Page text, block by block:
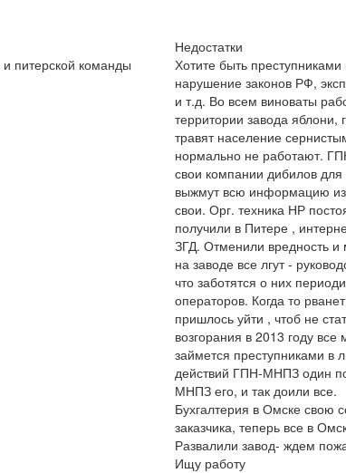
питерской команды
Недостатки
Хотите быть
нарушение законов РФ,
и т.д. Во всем виноваты
территории завода яблони,
травят население
нормально не работают.
свои компании дибилов
выжмут всю информацию
свои. Орг. техника НР
получили в Питере ,
ЗГД. Отменили вредность и
на заводе все лгут -
что заботятся о них
операторов. Когда то
пришлось уйти , чтоб не
возгорания в 2013 году
займется преступниками в
действий ГПН-МНПЗ один
МНПЗ его, и так доили все.
Бухгалтерия в Омске свою
заказчика, теперь все в
Развалили завод- ждем
Ищу работу